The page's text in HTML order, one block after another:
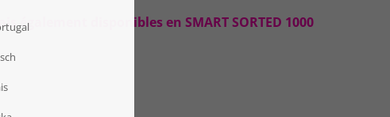
également disponibles en SMART SORTED 1000